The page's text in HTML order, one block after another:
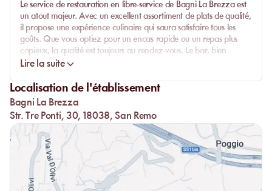
Le service de restauration en libre-servicede Bagni La Brezzaest
un atout majeur. Avec un excellent assortiment de plats de qualité,
il propose une expérience culinaire qui saura satisfaire tous les
goûts. Que vous optiez pour un encas rapide ou un repas plus
copieux, la qualité est toujours au rendez-vous. Le bar, bien
achalandé, offre une variété de boissons rafraîchissantes pour
Le personnel du restaurant, toujours aimable et serviable,
contribue à faire de votre visite une expérience agréable et
mémorable. L'établissement est bien tenu, avec des installations
toujours propres et ordonnées, garantissant ainsi le confort et la
satisfaction de tous les visiteurs.
Lire la suite
Localisation de l'établissement
Bagni La Brezza
Str. Tre Ponti, 30, 18038, San Remo